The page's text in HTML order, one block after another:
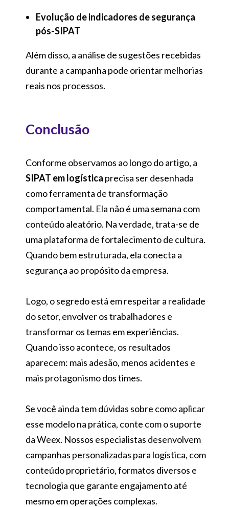
Evolução de indicadores de segurança
pós-SIPAT
Além disso, a análise de sugestões recebidas
durante a campanha pode orientar melhorias
reais nos processos.
Conclusão
Conforme observamos ao longo do artigo, a
SIPAT em logística precisa ser desenhada
como ferramenta de transformação
comportamental. Ela não é uma semana com
conteúdo aleatório. Na verdade, trata-se de
uma plataforma de fortalecimento de cultura.
Quando bem estruturada, ela conecta a
segurança ao propósito da empresa.
Logo, o segredo está em respeitar a realidade
do setor, envolver os trabalhadores e
transformar os temas em experiências.
Quando isso acontece, os resultados
aparecem: mais adesão, menos acidentes e
mais protagonismo dos times.
Se você ainda tem dúvidas sobre como aplicar
esse modelo na prática, conte com o suporte
da Weex. Nossos especialistas desenvolvem
campanhas personalizadas para logística, com
conteúdo proprietário, formatos diversos e
tecnologia que garante engajamento até
mesmo em operações complexas.